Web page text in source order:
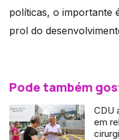
políticas, o importante
prol do
Pode também
CDU
em